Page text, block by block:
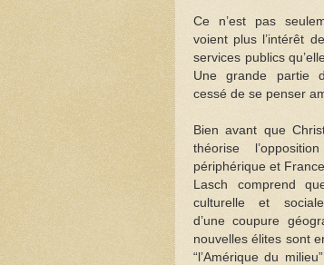
Ce n’est pas
voient plus l’intérêt
services publics
Une grande partie
cessé de se penser
Bien avant que
théorise
périphérique et
Lasch comprend
culturelle et sociale
d’une coupure
nouvelles élites sont
“l’Amérique du